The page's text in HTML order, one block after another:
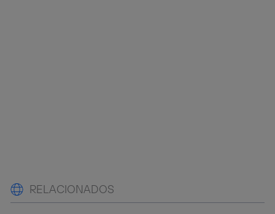
RELACIONADOS